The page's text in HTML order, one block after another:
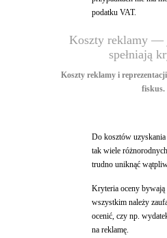
podatku VAT.
Koszty reklamy —
spełniają
Koszty reklamy i
fiskus.
Do kosztów
tak wiele
trudno uniknąć
Kryteria oceny bywają
wszystkim należy
ocenić, czy np.
na reklamę.